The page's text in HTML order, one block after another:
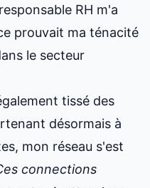
RH m'a
prouvait ma ténacité
le secteur
tissé des
désormais à
mon réseau s'est
connections